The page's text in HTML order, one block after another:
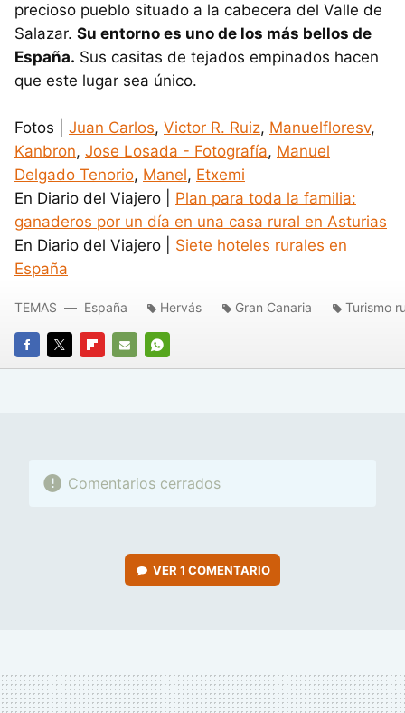
precioso pueblo situado a la cabecera del Valle de
Salazar. Su entorno es uno de los más bellos de
España. Sus casitas de tejados empinados hacen
que este lugar sea único.
Fotos | Juan Carlos, Victor R. Ruiz, Manuelfloresv,
Kanbron, Jose Losada - Fotografía, Manuel
Delgado Tenorio, Manel, Etxemi
En Diario del Viajero | Plan para toda la familia:
ganaderos por un día en una casa rural en Asturias
En Diario del Viajero | Siete hoteles rurales en
España
FACEBOOK
TWITTERFLIPBOARD
E-
WHATSAPP
TEMAS España Hervás Gran Canaria Turismo
Comentarios cerrados
VER 1 COMENTARIO